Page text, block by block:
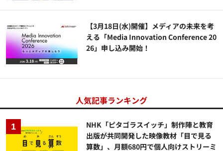
【3月18日(水)開催】メディアの未来を考
える「Media Innovation Conference 20
26」申し込み開始！
人気記事ランキング
NHK「ピタゴラスイッチ」制作陣と教育
出版が共同開発した映像教材「目で見る
算数」、月額680円で個人向けストリーミ